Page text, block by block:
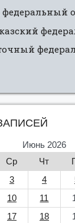
Июнь 2026
Ср Чт
3 4
10 11
17 18